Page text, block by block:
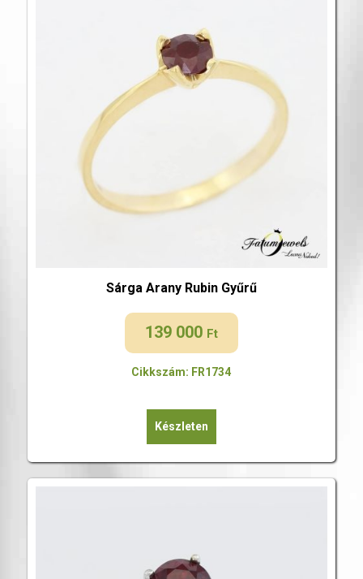
Sárga Arany Rubin Gyűrű
139 000 Ft
Cikkszám: FR1734
Készleten